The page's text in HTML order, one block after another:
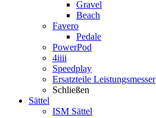
Gravel
Beach
Favero
Pedale
PowerPod
4iiii
Speedplay
Ersatzteile Leistungsmesser
Schließen
Sättel
ISM Sättel